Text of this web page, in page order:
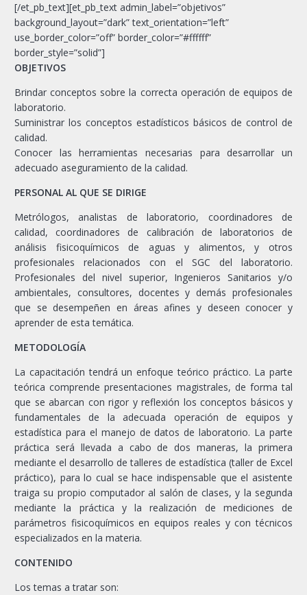
[/et_pb_text][et_pb_text admin_label=”objetivos”
background_layout=”dark” text_orientation=”left”
use_border_color=”off” border_color=”#ffffff”
border_style=”solid”]
OBJETIVOS
Brindar conceptos sobre la correcta operación de equipos de
laboratorio.
Suministrar los conceptos estadísticos básicos de control de
calidad.
Conocer las herramientas necesarias para desarrollar un
adecuado aseguramiento de la calidad.
PERSONAL AL QUE SE DIRIGE
Metrólogos, analistas de laboratorio, coordinadores de
calidad, coordinadores de calibración de laboratorios de
análisis fisicoquímicos de aguas y alimentos, y otros
profesionales relacionados con el SGC del laboratorio.
Profesionales del nivel superior, Ingenieros Sanitarios y/o
ambientales, consultores, docentes y demás profesionales
que se desempeñen en áreas afines y deseen conocer y
aprender de esta temática.
METODOLOGÍA
La capacitación tendrá un enfoque teórico práctico. La parte
teórica comprende presentaciones magistrales, de forma tal
que se abarcan con rigor y reflexión los conceptos básicos y
fundamentales de la adecuada operación de equipos y
estadística para el manejo de datos de laboratorio. La parte
práctica será llevada a cabo de dos maneras, la primera
mediante el desarrollo de talleres de estadística (taller de Excel
práctico), para lo cual se hace indispensable que el asistente
traiga su propio computador al salón de clases, y la segunda
mediante la práctica y la realización de mediciones de
parámetros fisicoquímicos en equipos reales y con técnicos
especializados en la materia.
CONTENIDO
Los temas a tratar son: